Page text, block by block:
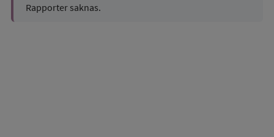
Rapporter saknas.